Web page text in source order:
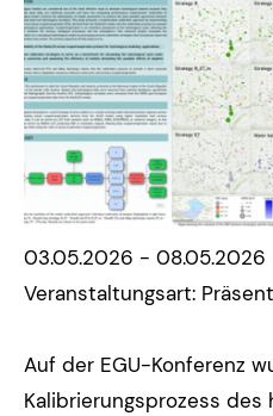
03.05.2026 - 08.05.2026
Veranstaltungsart:
Auf der EGU-Konferenz
Kalibrierungsprozess